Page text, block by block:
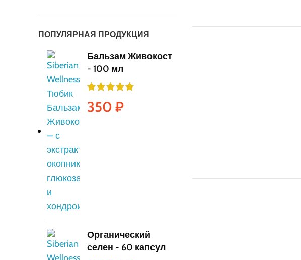
ПОПУЛЯРНАЯ ПРОДУКЦИЯ
Бальзам Живокост
- 100 мл
350 ₽
Органический
селен - 60 капсул